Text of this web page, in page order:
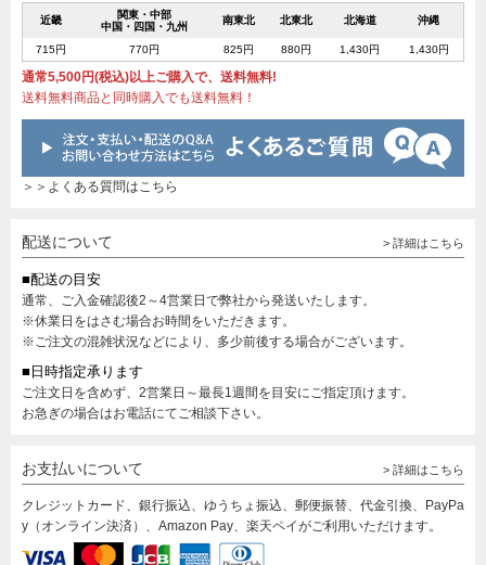
近畿
関東・中部
中国・四国・九州
南東北 北東北 北海道 沖縄
715円 770円 825円 880円 1,430円 1,430円
通常5,500円(税込)以上ご購入で、送料無料!
送料無料商品と同時購入でも送料無料！
＞＞よくある質問はこちら
配送について > 詳細はこちら
■配送の目安
通常、ご入金確認後2～4営業日で弊社から発送いたします。
※休業日をはさむ場合お時間をいただきます。
※ご注文の混雑状況などにより、多少前後する場合がございます。
■日時指定承ります
ご注文日を含めず、2営業日～最長1週間を目安にご指定頂けます。
お急ぎの場合はお電話にてご相談下さい。
お支払いについて > 詳細はこちら
クレジットカード、銀行振込、ゆうちょ振込、郵便振替、代金引換、PayPa
y（オンライン決済）、Amazon Pay、楽天ペイがご利用いただけます。